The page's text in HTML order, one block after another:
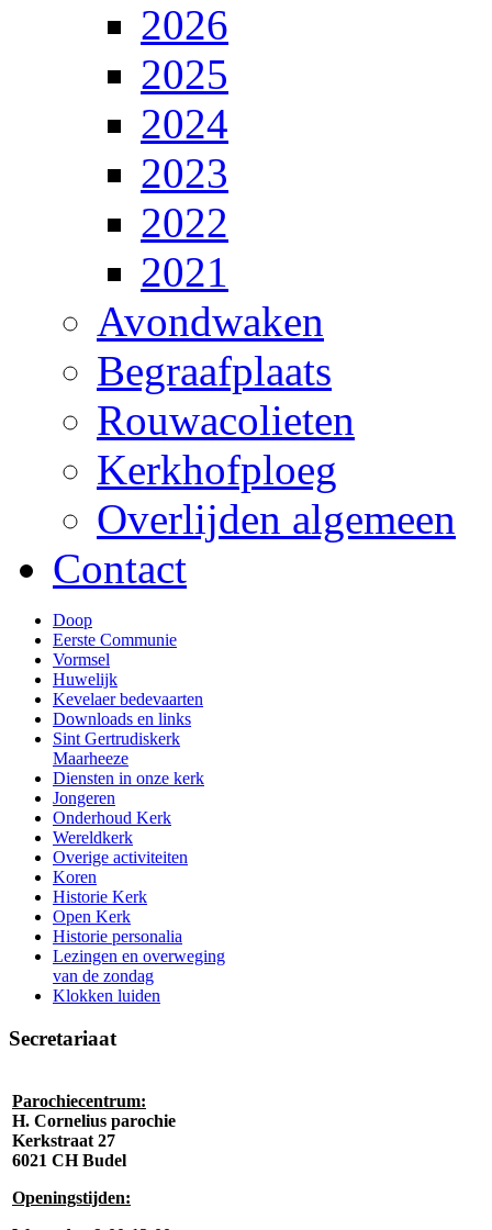
2026
2025
2024
2023
2022
2021
Avondwaken
Begraafplaats
Rouwacolieten
Kerkhofploeg
Overlijden algemeen
Contact
Doop
Eerste Communie
Vormsel
Huwelijk
Kevelaer bedevaarten
Downloads en links
Sint Gertrudiskerk
Maarheeze
Diensten in onze kerk
Jongeren
Onderhoud Kerk
Wereldkerk
Overige activiteiten
Koren
Historie Kerk
Open Kerk
Historie personalia
Lezingen en overweging
van de zondag
Klokken luiden
Secretariaat
Parochiecentrum:
H. Cornelius parochie
Kerkstraat 27
6021 CH Budel
Openingstijden: